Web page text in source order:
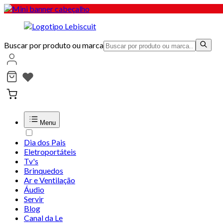
Buscar por produto ou marca
Menu
Dia dos Pais
Eletroportáteis
Tv's
Brinquedos
Ar e Ventilação
Áudio
Servir
Blog
Canal da Le